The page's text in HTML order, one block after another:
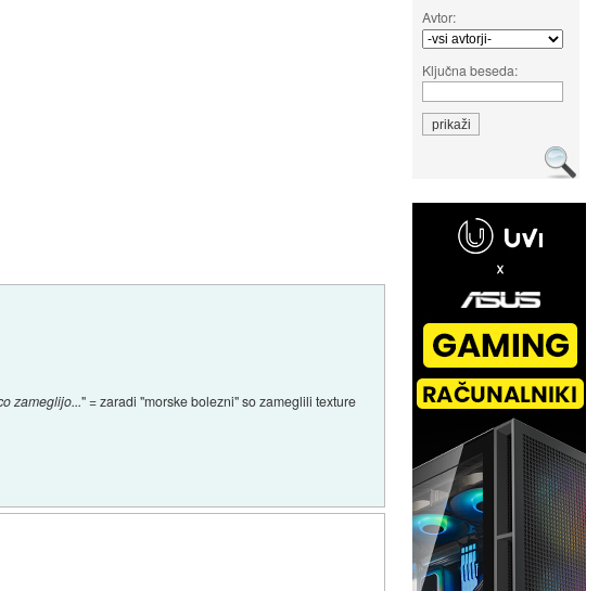
Avtor:
Ključna beseda:
zameglijo..." = zaradi "morske bolezni" so zameglili texture